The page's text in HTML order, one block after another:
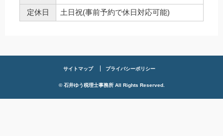
定休日 土日祝(事前予約で休日対応可能)
サイトマップ プライバシーポリシー
© 石井ゆう税理士事務所 All Rights Reserved.